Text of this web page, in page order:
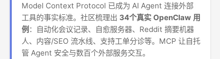
Model Context Protocol 已成为 AI Agent 连接外部
工具的事实标准。社区梳理出 34个真实 OpenClaw 用
例 ：自动化会议记录、自愈服务器、Reddit 摘要机器
人、内容/SEO 流水线、支持工单分诊等。MCP 让自托
管 Agent 安全与数百个外部服务交互。